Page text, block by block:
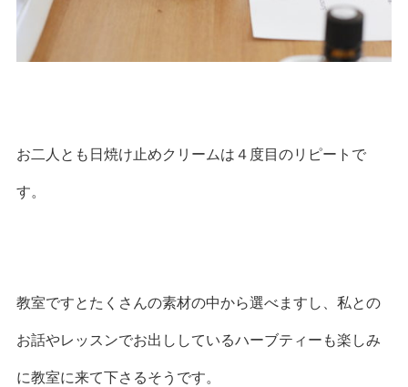
お二人とも日焼け止めクリームは４度目のリピートで
す。
教室ですとたくさんの素材の中から選べますし、私との
お話やレッスンでお出ししているハーブティーも楽しみ
に教室に来て下さるそうです。